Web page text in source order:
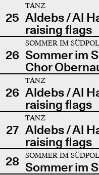
25
TANZ
Aldebs / Al
raising flags
26
SOMMER IM SÜDPOL
Sommer im
Chor
26
TANZ
Aldebs / Al
raising flags
27
TANZ
Aldebs / Al
raising flags
28
SOMMER IM SÜDPOL
Sommer im